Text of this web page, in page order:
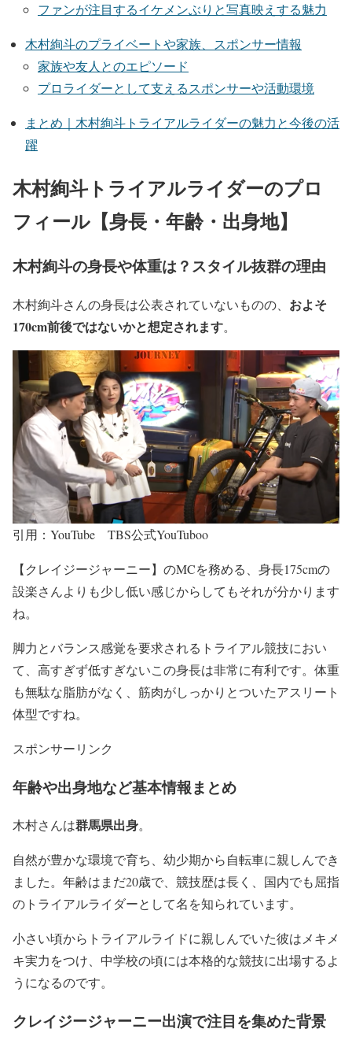
ファンが注目するイケメンぶりと写真映えする魅力
木村絢斗のプライベートや家族、スポンサー情報
家族や友人とのエピソード
プロライダーとして支えるスポンサーや活動環境
まとめ｜木村絢斗トライアルライダーの魅力と今後の活
躍
木村絢斗トライアルライダーのプロ
フィール【身長・年齢・出身地】
木村絢斗の身長や体重は？スタイル抜群の理由
木村絢斗さんの身長は公表されていないものの、 およそ
170cm前後ではないかと想定されます。
引用：YouTube TBS公式YouTuboo
【クレイジージャーニー】 のMCを務める、 身長175cmの
設楽さんよりも少し低い感じからしてもそれが分かります
ね。
脚力とバランス感覚を要求されるトライアル競技におい
て、 高すぎず低すぎないこの身長は非常に有利です。体重
も無駄な脂肪がなく、筋肉がしっかりとついたアスリート
体型ですね。
スポンサーリンク
年齢や出身地など基本情報まとめ
木村さんは群馬県出身。
自然が豊かな環境で育ち、 幼少期から自転車に親しんでき
ました。年齢はまだ20歳で、競技歴は長く、 国内でも屈指
のトライアルライダーとして名を知られています。
小さい頃からトライアルライドに親しんでいた彼はメキメ
キ実力をつけ、 中学校の頃には本格的な競技に出場するよ
うになるのです。
クレイジージャーニー出演で注目を集めた背景